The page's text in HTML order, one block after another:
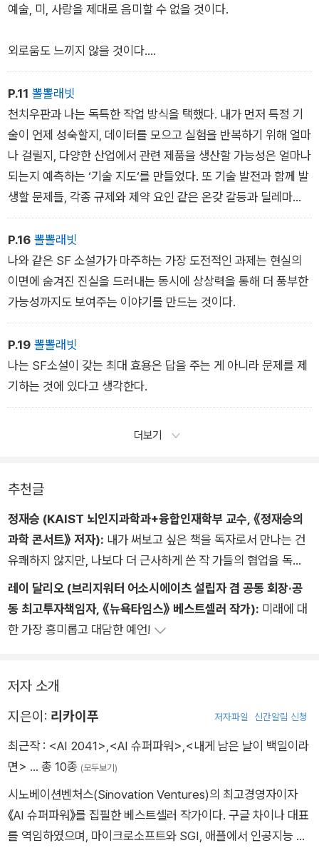
예술, 미, 사랑을 제대로 음미할 수 없을 것이다.
외로움도 느끼지 않을 것이다.
타인, 동물, 환경에 대한 공감도 없을 것이다.
음악을 즐길 수도, 사랑에 빠질 수도, 망설임 없이 울지도 못할 것
이다.˝
설득력 있는 말이지 않은가?
알고 보니 이 인용문은 쳇GPT가 자신에 대한 비판을 제시하라는
명령을 들었을 때 작성한 것이었다.
이렇듯 자기 자신을 정확하게 비판할 수 있는 능력으로 쳇GPT는
스스로 그 비판이 틀렸음을 보여주었다고 볼 수 있을까? (154)
P.11 뽈뽈래빗
천치우판과 나는 독특한 작업 방식을 택했다. 내가 먼저 특정 기
술이 언제 성숙할지, 데이터를 모으고 실험을 반복하기 위해 얼마
나 걸릴지, 다양한 산업에서 관련 제품을 생산할 가능성은 얼마나
되는지 예측하는 ‘기술 지도‘를 만들었다. 또 기술 발전과 함께 발
생할 문제들, 각종 규제와 제약 요인 같은 온갖 갈등과 딜레마에
관해서도 설명했다. 그러고 나면 천치우판이 그의 재능을 발휘해
등장인물, 배경, 줄거리를 만들어 이야기를 탄생시켰다.
P.16 뽈뽈래빗
나와 같은 SF 소설가가 마주하는 가장 도전적인 과제는 현실의
이면에 숨겨진 진실을 드러내는 동시에 상상력을 통해 더 풍부한
가능성까지도 보여주는 이야기를 만드는 것이다.
P.19 뽈뽈래빗
나는 SF소설이 갖는 최대 효용은 답을 주는 게 아니라 문제를 제
기하는 것에 있다고 생각한다.
더보기
추천글
정재승 (KAIST 뇌인지과학과+융합인재학부 교수, 《정재승의
과학 콘서트》 저자): 내가 써보고 싶은 책을 독자로서 만나는 건
유쾌하지 않지만, 나보다 더 근사하게 쓴 작 가들의 협업을 독자
로서 만나는 건 기쁘기 그지없다. 함께 읽고 토론하고 싶어지는
책이다.
레이 달리오 (브리지워터 어소시에이츠 설립자 겸 공동 회장·공
동 최고투자책임자, 《뉴욕타임스》 베스트셀러 작가): 미래에 대
한 가장 흥미롭고 대담한 예언!
저자 소개
지은이: 리카이푸 저자파일 신간알림 신청
최근작 : <AI 2041>,<AI 슈퍼파워>,<내게 남은 날이 백일이라
면> … 총 10종 (모두보기)
시노베이션벤처스(Sinovation Ventures)의 최고경영자이자
《AI 슈퍼파워》를 집필한 베스트셀러 작가이다. 구글 차이나 대표
를 역임하였으며, 마이크로소프트와 SGI, 애플에서 인공지능 연